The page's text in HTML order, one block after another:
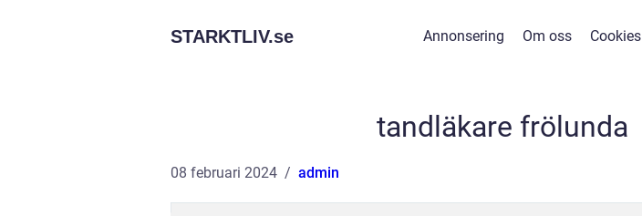
STARKTLIV.se Annonsering Om oss Cookies
tandläkare frölunda
08 februari 2024 admin